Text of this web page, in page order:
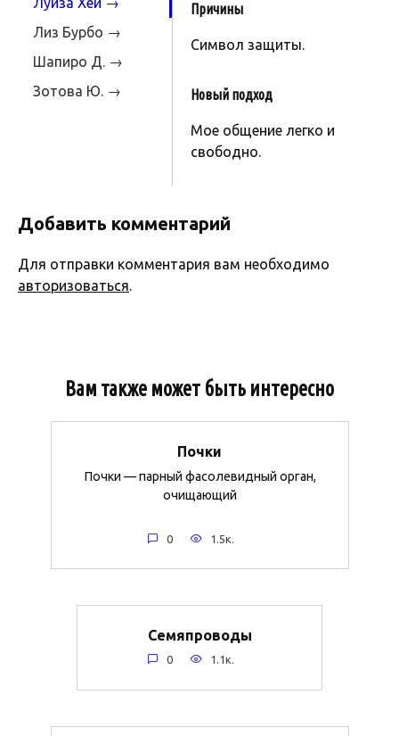
Лиз Бурбо →
Шапиро Д. →
Зотова Ю. →
Причины
Символ защиты.
Новый подход
Мое общение легко и
свободно.
Добавить комментарий
Для отправки комментария вам необходимо
авторизоваться.
Вам также может быть интересно
Почки
Почки — парный фасолевидный орган,
очищающий
0 1.5к.
Семяпроводы
0 1.1к.